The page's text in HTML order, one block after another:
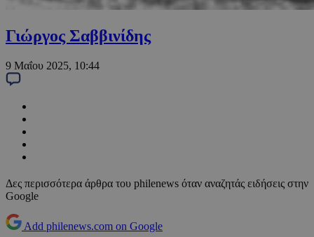
Γιώργος Σαββινίδης
9 Μαΐου 2025, 10:44
Δες περισσότερα άρθρα του philenews όταν αναζητάς ειδήσεις στην
Google
Add philenews.com on Google